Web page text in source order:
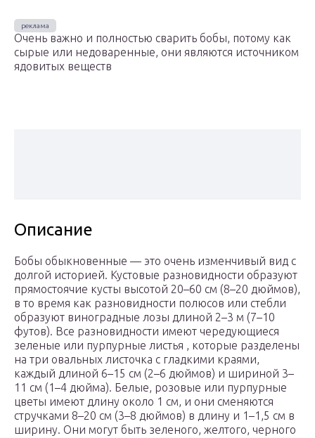
Очень важно и полностью сварить бобы, потому как
сырые или недоваренные, они являются источником
ядовитых веществ
Описание
Бобы обыкновенные — это очень изменчивый вид с
долгой историей. Кустовые разновидности образуют
прямостоячие кусты высотой 20–60 см (8–20 дюймов),
в то время как разновидности полюсов или стебли
образуют виноградные лозы длиной 2–3 м (7–10
футов). Все разновидности имеют чередующиеся
зеленые или пурпурные листья , которые разделены
на три овальных листочка с гладкими краями,
каждый длиной 6–15 см (2–6 дюймов) и шириной 3–
11 см (1–4 дюйма). Белые, розовые или пурпурные
цветы имеют длину около 1 см, и они сменяются
стручками 8–20 см (3–8 дюймов) в длину и 1–1,5 см в
ширину. Они могут быть зеленого, желтого, черного